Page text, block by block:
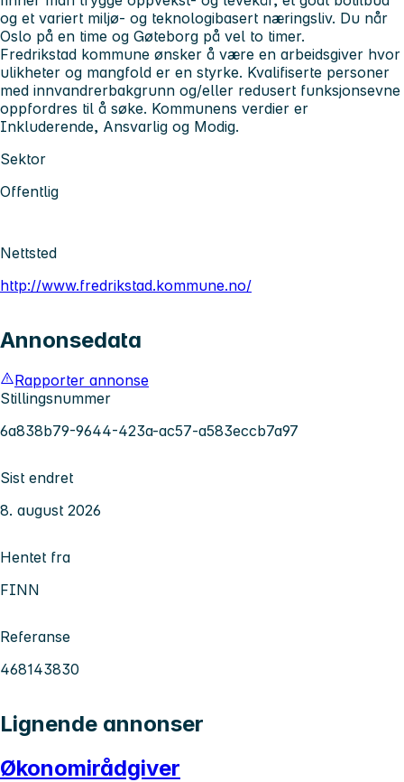
og et variert miljø- og teknologibasert næringsliv. Du når
Oslo på en time og Gøteborg på vel to timer.
Fredrikstad kommune ønsker å være en arbeidsgiver hvor
ulikheter og mangfold er en styrke. Kvalifiserte personer
med innvandrerbakgrunn og/eller redusert funksjonsevne
oppfordres til å søke. Kommunens verdier er
Inkluderende, Ansvarlig og Modig.
Sektor
Offentlig
Nettsted
http://www.fredrikstad.kommune.no/
Annonsedata
Rapporter annonse
Stillingsnummer
6a838b79-9644-423a-ac57-a583eccb7a97
Sist endret
8. august 2026
Hentet fra
FINN
Referanse
468143830
Lignende annonser
Økonomirådgiver